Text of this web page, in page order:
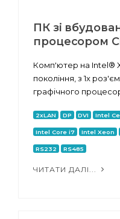
ПК зі
процесором
Комп'ютер на Intel®
покоління, з 1x
графічного
2xLAN DP DVI Intel
Intel Core i7 Intel Xeon
RS232 RS485
ЧИТАТИ ДАЛІ...